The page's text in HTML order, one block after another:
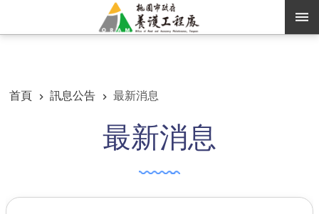
進階搜尋
首頁
訊息公告 最新消息
最新消息